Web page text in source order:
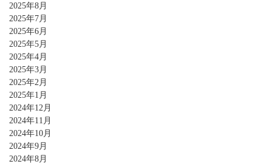
2025年8月
2025年7月
2025年6月
2025年5月
2025年4月
2025年3月
2025年2月
2025年1月
2024年12月
2024年11月
2024年10月
2024年9月
2024年8月